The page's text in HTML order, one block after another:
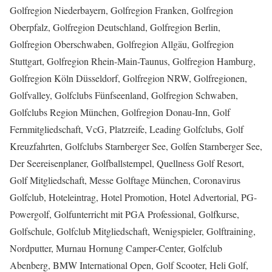
Golfregion Niederbayern, Golfregion Franken, Golfregion
Oberpfalz, Golfregion Deutschland, Golfregion Berlin,
Golfregion Oberschwaben, Golfregion Allgäu, Golfregion
Stuttgart, Golfregion Rhein-Main-Taunus, Golfregion Hamburg,
Golfregion Köln Düsseldorf, Golfregion NRW, Golfregionen,
Golfvalley, Golfclubs Fünfseenland, Golfregion Schwaben,
Golfclubs Region München, Golfregion Donau-Inn, Golf
Fernmitgliedschaft, VcG, Platzreife, Leading Golfclubs, Golf
Kreuzfahrten, Golfclubs Starnberger See, Golfen Starnberger See,
Der Seereisenplaner, Golfballstempel, Quellness Golf Resort,
Golf Mitgliedschaft, Messe Golftage München, Coronavirus
Golfclub, Hoteleintrag, Hotel Promotion, Hotel Advertorial, PG-
Powergolf, Golfunterricht mit PGA Professional, Golfkurse,
Golfschule, Golfclub Mitgliedschaft, Wenigspieler, Golftraining,
Nordputter, Murnau Hornung Camper-Center, Golfclub
Abenberg, BMW International Open, Golf Scooter, Heli Golf,